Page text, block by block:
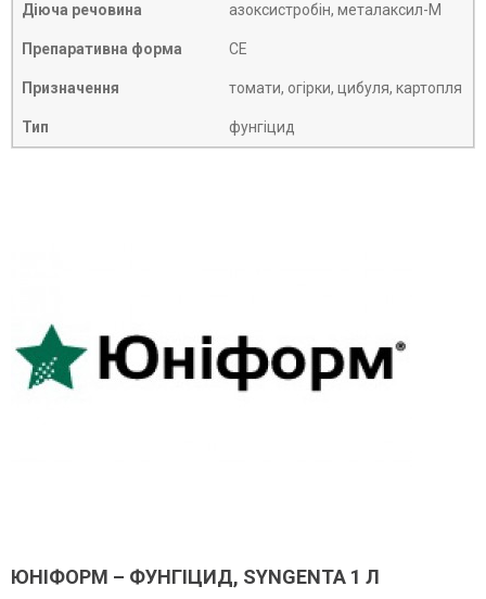
Діюча речовина азоксистробін, металаксил-М
Препаративна форма СЕ
Призначення томати, огірки, цибуля, картопля
Тип фунгіцид
ЮНІФОРМ – ФУНГІЦИД, SYNGENTA 1 Л